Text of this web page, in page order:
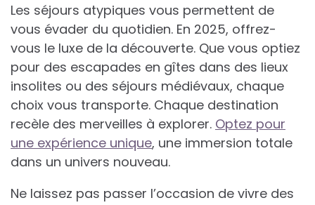
Les séjours atypiques vous permettent de
vous évader du quotidien. En 2025, offrez-
vous le luxe de la découverte. Que vous optiez
pour des escapades en gîtes dans des lieux
insolites ou des séjours médiévaux, chaque
choix vous transporte. Chaque destination
recèle des merveilles à explorer. Optez pour
une expérience unique, une immersion totale
dans un univers nouveau.
Ne laissez pas passer l’occasion de vivre des